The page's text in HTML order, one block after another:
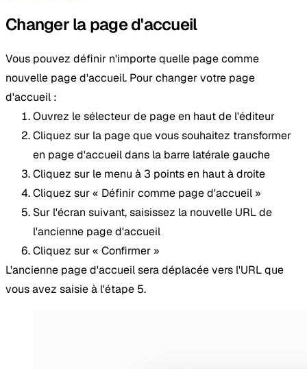
Changer la page d'accueil
Vous pouvez définir n'importe quelle page comme
nouvelle page d'accueil. Pour changer votre page
d'accueil :
Ouvrez le sélecteur de page en haut de l'éditeur
Cliquez sur la page que vous souhaitez transformer
en page d'accueil dans la barre latérale gauche
Cliquez sur le menu à 3 points en haut à droite
Cliquez sur « Définir comme page d'accueil »
Sur l'écran suivant, saisissez la nouvelle URL de
l'ancienne page d'accueil
Cliquez sur « Confirmer »
L'ancienne page d'accueil sera déplacée vers l'URL que
vous avez saisie à l'étape 5.